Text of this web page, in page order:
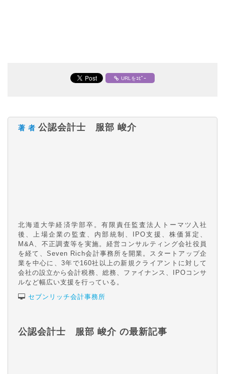
URLをｺﾋﾟｰ
著 者 公認会計士 服部 峻介
北海道大学経済学部卒。有限責任監査法人トーマツ入社
後、上場企業の監査、内部統制、IPO支援、株価算定、
M&A、不正調査等を実施。経営コンサルティング会社役員
を経て、Seven Rich会計事務所を開業。スタートアップ企
業を中心に、3年で160社以上の新規クライアントに対して
会社の設立から会計税務、総務、ファイナンス、IPOコンサ
ルなど幅広い支援を行っている。
セブンリッチ会計事務所
公認会計士 服部 峻介 の最新記事